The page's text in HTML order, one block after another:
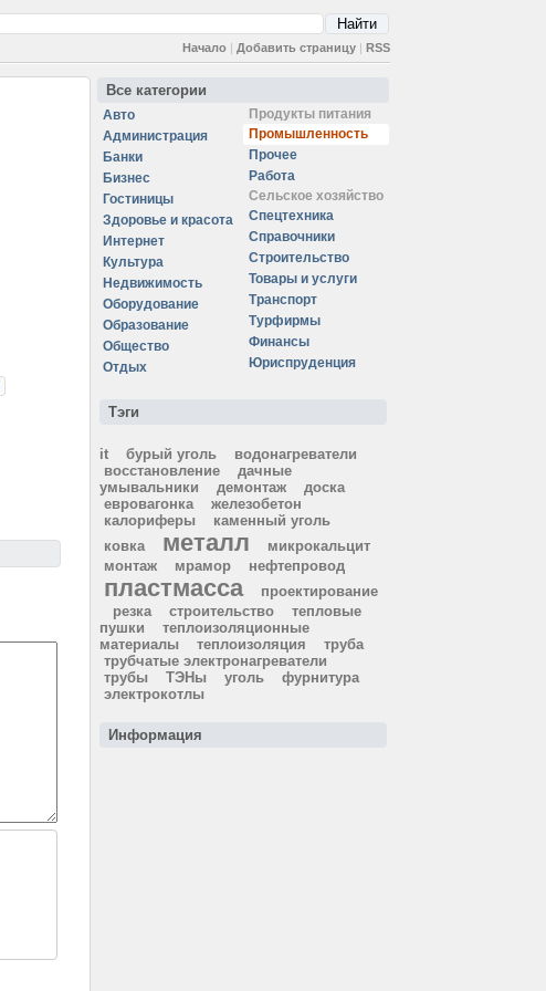
Начало | Добавить страницу | RSS
Все категории
Авто
Администрация
Банки
Бизнес
Гостиницы
Здоровье и красота
Интернет
Культура
Недвижимость
Оборудование
Образование
Общество
Отдых
Продукты питания
Промышленность
Прочее
Работа
Сельское хозяйство
Спецтехника
Справочники
Строительство
Товары и услуги
Транспорт
Турфирмы
Финансы
Юриспруденция
Тэги
it бурый уголь
водонагреватели
восстановление
дачные
умывальники
демонтаж
доска
евровагонка
железобетон
калориферы
каменный уголь
ковка
металл
микрокальцит
монтаж
мрамор нефтепровод
пластмасса
проектирование
резка
строительство
тепловые
пушки
теплоизоляционные
материалы
теплоизоляция
труба
трубчатые электронагреватели
трубы
ТЭНы уголь
фурнитура
электрокотлы
Информация